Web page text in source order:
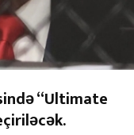
“Ultimate